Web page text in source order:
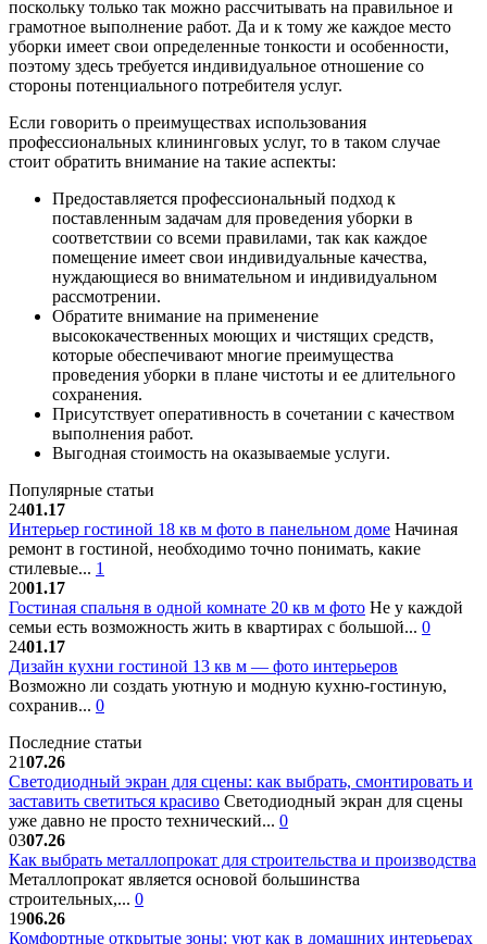
поскольку только так можно рассчитывать на правильное и
грамотное выполнение работ. Да и к тому же каждое место
уборки имеет свои определенные тонкости и особенности,
поэтому здесь требуется индивидуальное отношение со
стороны потенциального потребителя услуг.
Если говорить о преимуществах использования
профессиональных клининговых услуг, то в таком случае
стоит обратить внимание на такие аспекты:
Предоставляется профессиональный подход к
поставленным задачам для проведения уборки в
соответствии со всеми правилами, так как каждое
помещение имеет свои индивидуальные качества,
нуждающиеся во внимательном и индивидуальном
рассмотрении.
Обратите внимание на применение
высококачественных моющих и чистящих средств,
которые обеспечивают многие преимущества
проведения уборки в плане чистоты и ее длительного
сохранения.
Присутствует оперативность в сочетании с качеством
выполнения работ.
Выгодная стоимость на оказываемые услуги.
Популярные статьи
2401.17
Интерьер гостиной 18 кв м фото в панельном доме Начиная
ремонт в гостиной, необходимо точно понимать, какие
стилевые... 1
2001.17
Гостиная спальня в одной комнате 20 кв м фото Не у каждой
семьи есть возможность жить в квартирах с большой... 0
2401.17
Дизайн кухни гостиной 13 кв м — фото интерьеров
Возможно ли создать уютную и модную кухню-гостиную,
сохранив... 0
Последние статьи
2107.26
Светодиодный экран для сцены: как выбрать, смонтировать и
заставить светиться красиво Светодиодный экран для сцены
уже давно не просто технический... 0
0307.26
Как выбрать металлопрокат для строительства и производства
Металлопрокат является основой большинства
строительных,... 0
1906.26
Комфортные открытые зоны: уют как в домашних интерьерах